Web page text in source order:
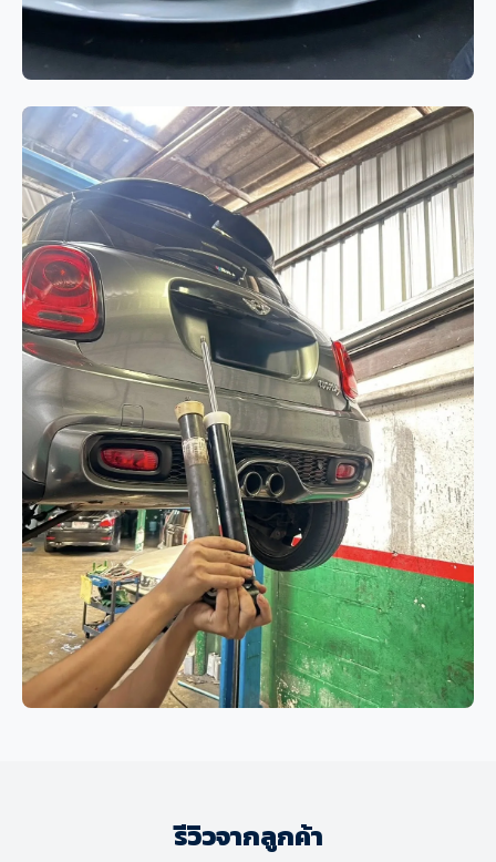
ระบบแอร์
BMW 520d F10 แอร์ไม่เย็นจาก
คอมเพรสเซอร์แอร์เสื่อมสภาพ
ช่วงล่างมีเสียงดังและเสื่อมสภาพ
รีวิวจากลูกค้า